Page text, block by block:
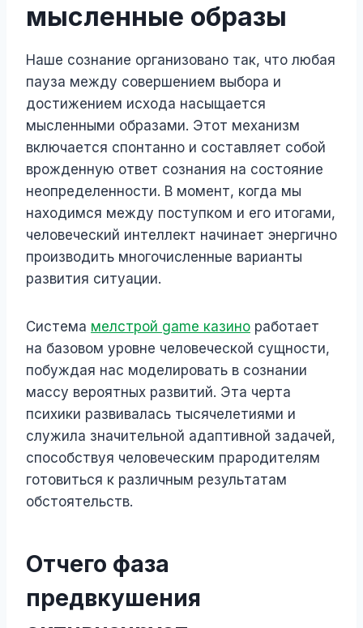
мысленные образы
Наше сознание организовано так, что любая
пауза между совершением выбора и
достижением исхода насыщается
мысленными образами. Этот механизм
включается спонтанно и составляет собой
врожденную ответ сознания на состояние
неопределенности. В момент, когда мы
находимся между поступком и его итогами,
человеческий интеллект начинает энергично
производить многочисленные варианты
развития ситуации.
Система мелстрой game казино работает
на базовом уровне человеческой сущности,
побуждая нас моделировать в сознании
массу вероятных развитий. Эта черта
психики развивалась тысячелетиями и
служила значительной адаптивной задачей,
способствуя человеческим прародителям
готовиться к различным результатам
обстоятельств.
Отчего фаза
предвкушения